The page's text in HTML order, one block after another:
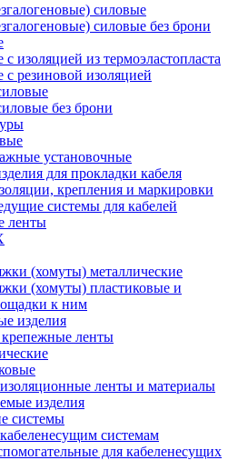
силовые
силовые без брони
изоляцией из термоэластопласта
с резиновой изоляцией
без брони
установочные
для прокладки кабеля
крепления и маркировки
системы для кабелей
ленты
(хомуты) металлические
(хомуты) пластиковые и
к ним
изделия
ленты
ленты и материалы
изделия
системы
системам
для кабеленесущих